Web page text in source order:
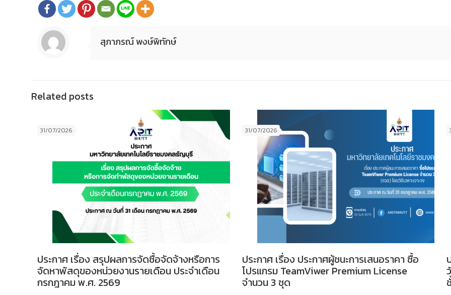
สุภาภรณ์ พงษ์พิทักษ์
Related posts
31/07/2026
ประกาศ เรื่อง สรุปผลการจัดซื้อจัดจ้างหรือการ
จัดหาพัสดุของหน่วยงานรายเดือน ประจำเดือน
กรกฎาคม พ.ศ. 2569
31/07/2026
ประกาศ เรื่อง ประกาศผู้ชนะการเสนอราคา ซื้อ
โปรแกรม TeamViwer Premium License
จำนวน 3 ชุด